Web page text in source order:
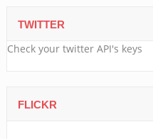
TWITTER
Check your twitter API's keys
FLICKR